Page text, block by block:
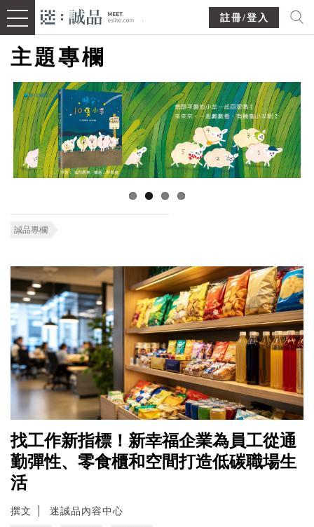
註冊/登入
主題專欄
誠品專欄
找工作新指標！新幸福企業為員工從通
勤彈性、零食櫃和空間打造低碳職場生
活
撰文 迷誠品內容中心